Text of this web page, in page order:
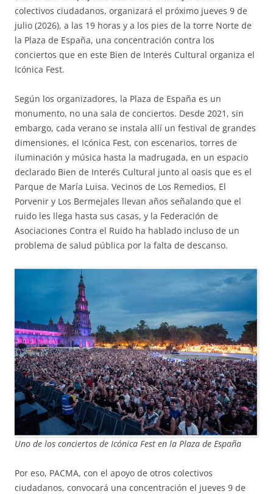
colectivos ciudadanos, organizará el próximo jueves 9 de
julio (2026), a las 19 horas y a los pies de la torre Norte de
la Plaza de España, una concentración contra los
conciertos que en este Bien de Interés Cultural organiza el
Icónica Fest.
Según los organizadores, la Plaza de España es un
monumento, no una sala de conciertos. Desde 2021, sin
embargo, cada verano se instala allí un festival de grandes
dimensiones, el Icónica Fest, con escenarios, torres de
iluminación y música hasta la madrugada, en un espacio
declarado Bien de Interés Cultural junto al oasis que es el
Parque de María Luisa. Vecinos de Los Remedios, El
Porvenir y Los Bermejales llevan años señalando que el
ruido les llega hasta sus casas, y la Federación de
Asociaciones Contra el Ruido ha hablado incluso de un
problema de salud pública por la falta de descanso.
Uno de los conciertos de Icónica Fest en la Plaza de España
Por eso, PACMA, con el apoyo de otros colectivos
ciudadanos, convocará una concentración el jueves 9 de